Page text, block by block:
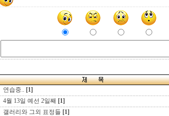
연습중.. [1]
4월 13일 예선 2일째 [1]
갤러리와 그외 표정들 [1]